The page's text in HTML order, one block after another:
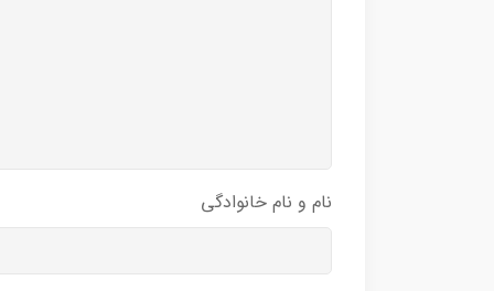
نام و نام خانوادگی